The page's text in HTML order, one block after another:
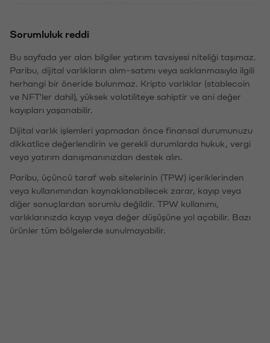
Sorumluluk reddi
Bu sayfada yer alan bilgiler yatırım tavsiyesi niteliği taşımaz.
Paribu, dijital varlıkların alım-satımı veya saklanmasıyla ilgili
herhangi bir öneride bulunmaz. Kripto varlıklar (stablecoin
ve NFT'ler dahil), yüksek volatiliteye sahiptir ve ani değer
kayıpları yaşanabilir.
Dijital varlık işlemleri yapmadan önce finansal durumunuzu
dikkatlice değerlendirin ve gerekli durumlarda hukuk, vergi
veya yatırım danışmanınızdan destek alın.
Paribu, üçüncü taraf web sitelerinin (TPW) içeriklerinden
veya kullanımından kaynaklanabilecek zarar, kayıp veya
diğer sonuçlardan sorumlu değildir. TPW kullanımı,
varlıklarınızda kayıp veya değer düşüşüne yol açabilir. Bazı
ürünler tüm bölgelerde sunulmayabilir.